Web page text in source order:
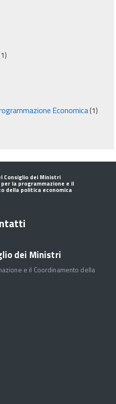
Economica(1)
Consiglio dei Ministri
la programmazione e il
della politica economica
dei Ministri
e il Coordinamento della